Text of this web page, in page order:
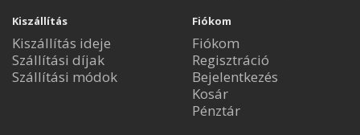
Kiszállítás
Kiszállítás ideje
Szállítási díjak
Szállítási módok
Fiókom
Fiókom
Regisztráció
Bejelentkezés
Kosár
Pénztár